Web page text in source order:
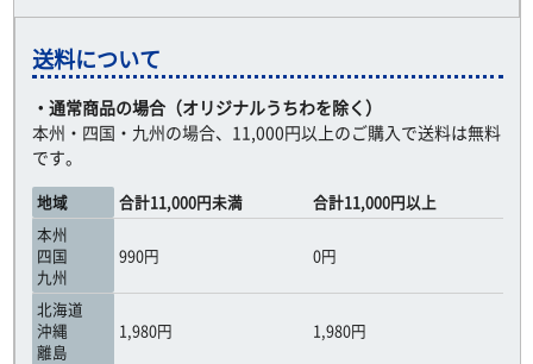
送料について
・通常商品の場合（オリジナルうちわを除く）
本州・四国・九州の場合、11,000円以上のご購入で送料は無料
です。
地域 合計11,000円未満
合計11,000円以上
本州
四国
九州
990円 0円
北海道
沖縄
離島
1,980円 1,980円